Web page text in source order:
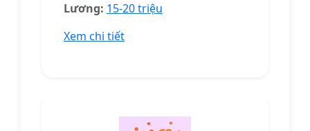
Lương: 15-20 triệu
Xem chi tiết